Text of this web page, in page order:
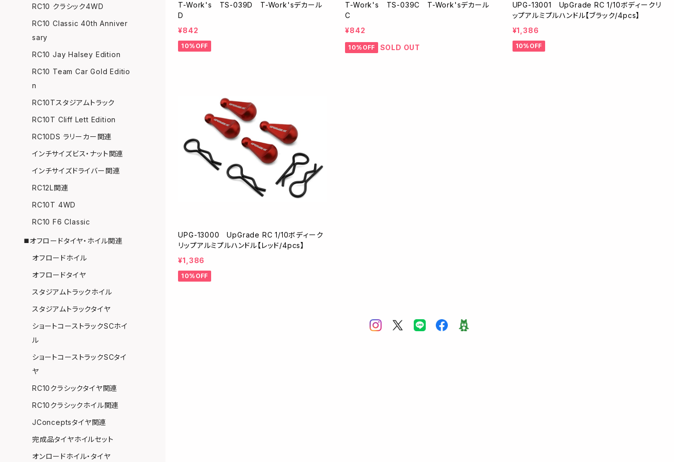
T-Work's TS-039D T-Work'sデカール
D
¥842
10%OFF
T-Work's TS-039C T-Work'sデカール
C
¥842
10%OFF SOLD OUT
UPG-13001 UpGrade RC 1/10ボディークリ
ップアルミプルハンドル【ブラック/4pcs】
¥1,386
10%OFF
UPG-13000 UpGrade RC 1/10ボディーク
リップアルミプルハンドル【レッド/4pcs】
¥1,386
10%OFF
RC10 クラシック4WD
RC10 Classic 40th Anniver
sary
RC10 Jay Halsey Edition
RC10 Team Car Gold Editio
n
RC10Tスタジアムトラック
RC10T Cliff Lett Edition
RC10DS ラリーカー関連
インチサイズビス・ナット関連
インチサイズドライバー関連
RC12L関連
RC10T 4WD
RC10 F6 Classic
◼️オフロードタイヤ・ホイル関連
オフロードホイル
オフロードタイヤ
スタジアムトラックホイル
スタジアムトラックタイヤ
ショートコーストラックSCホイ
ル
ショートコーストラックSCタイ
ヤ
RC10クラシックタイヤ関連
RC10クラシックホイル関連
JConceptsタイヤ関連
完成品タイヤホイルセット
オンロードホイル・タイヤ